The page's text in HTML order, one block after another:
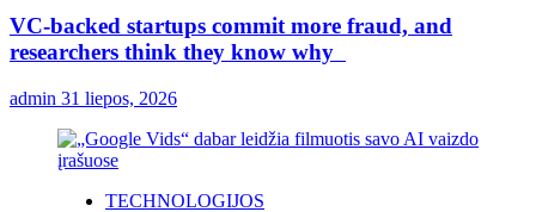
VC-backed startups commit more fraud, and
researchers think they know why
admin 31 liepos, 2026
TECHNOLOGIJOS